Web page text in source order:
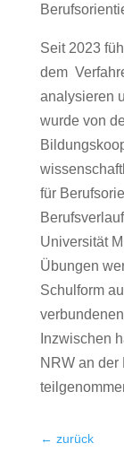
Seit 2023
dem
analysieren
wurde von
für
Universität
Übungen
Schulform
Inzwischen
NRW an
← zurück